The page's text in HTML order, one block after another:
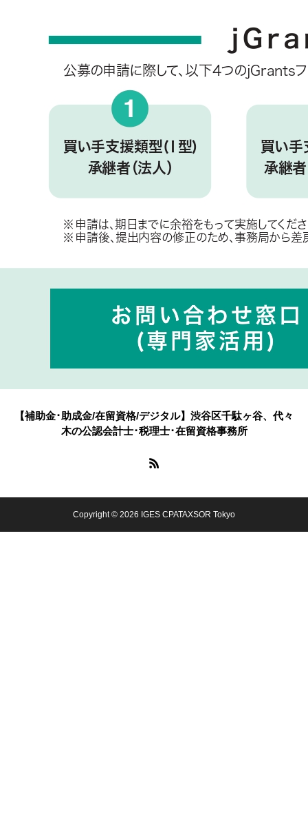
【補助金･助成金/在留資格/デジタル】渋谷区千駄ヶ谷、代々
木の公認会計士･税理士･在留資格事務所
Copyright © 2026 IGES CPATAXSOR Tokyo